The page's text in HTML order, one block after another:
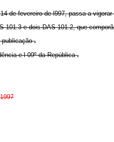
de fevereiro de l997, passa a
101.3 e dois DAS 101.2, que
publicação.
e l 09º da República.